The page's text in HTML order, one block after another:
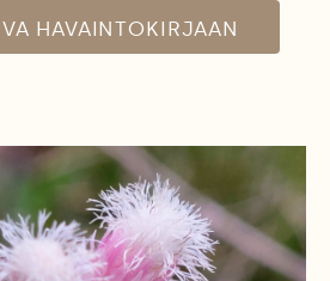
HAVAINTOKIRJAAN